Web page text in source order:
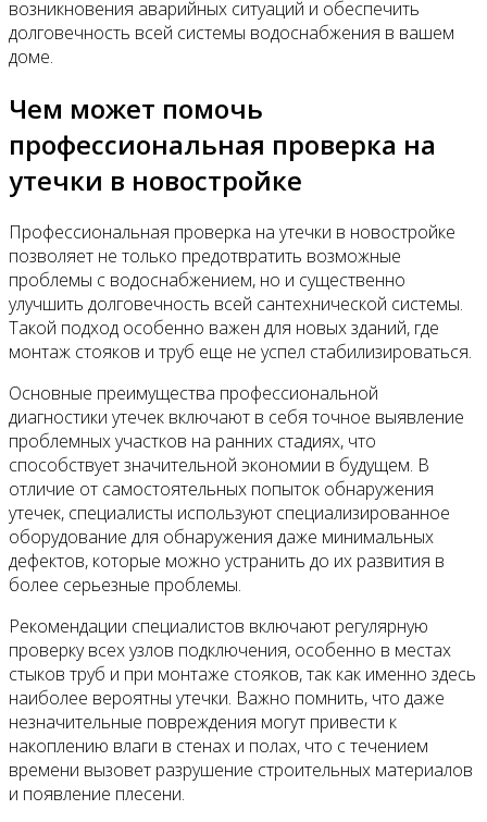
возникновения аварийных ситуаций и обеспечить
долговечность всей системы водоснабжения в вашем
доме.
Чем может помочь
профессиональная проверка на
утечки в новостройке
Профессиональная проверка на утечки в новостройке
позволяет не только предотвратить возможные
проблемы с водоснабжением, но и существенно
улучшить долговечность всей сантехнической системы.
Такой подход особенно важен для новых зданий, где
монтаж стояков и труб еще не успел стабилизироваться.
Основные преимущества профессиональной
диагностики утечек включают в себя точное выявление
проблемных участков на ранних стадиях, что
способствует значительной экономии в будущем. В
отличие от самостоятельных попыток обнаружения
утечек, специалисты используют специализированное
оборудование для обнаружения даже минимальных
дефектов, которые можно устранить до их развития в
более серьезные проблемы.
Рекомендации специалистов включают регулярную
проверку всех узлов подключения, особенно в местах
стыков труб и при монтаже стояков, так как именно здесь
наиболее вероятны утечки. Важно помнить, что даже
незначительные повреждения могут привести к
накоплению влаги в стенах и полах, что с течением
времени вызовет разрушение строительных материалов
и появление плесени.